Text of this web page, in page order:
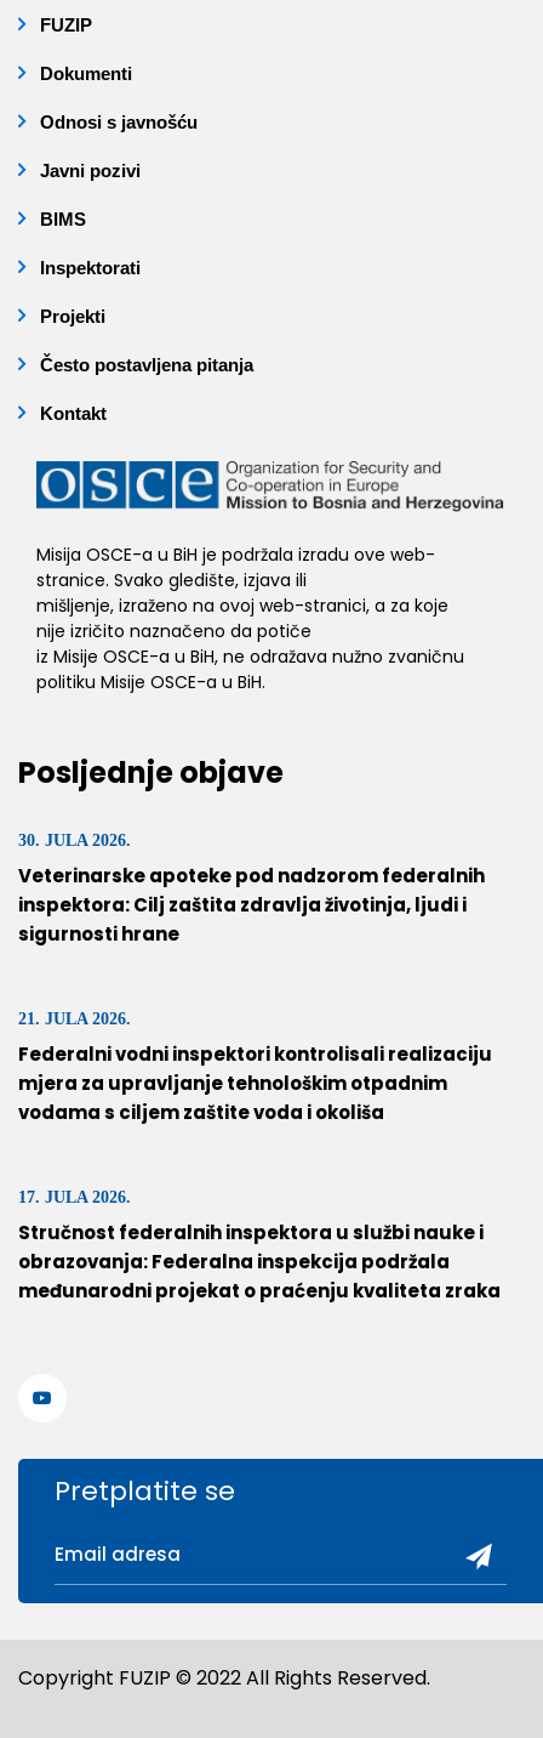
FUZIP
Dokumenti
Odnosi s javnošću
Javni pozivi
BIMS
Inspektorati
Projekti
Često postavljena pitanja
Kontakt
Misija OSCE-a u BiH je podržala izradu ove web-
stranice. Svako gledište, izjava ili
mišljenje, izraženo na ovoj web-stranici, a za koje
nije izričito naznačeno da potiče
iz Misije OSCE-a u BiH, ne odražava nužno zvaničnu
politiku Misije OSCE-a u BiH.
Posljednje objave
30. JULA 2026.
Veterinarske apoteke pod nadzorom federalnih
inspektora: Cilj zaštita zdravlja životinja, ljudi i
sigurnosti hrane
21. JULA 2026.
Federalni vodni inspektori kontrolisali realizaciju
mjera za upravljanje tehnološkim otpadnim
vodama s ciljem zaštite voda i okoliša
17. JULA 2026.
Stručnost federalnih inspektora u službi nauke i
obrazovanja: Federalna inspekcija podržala
međunarodni projekat o praćenju kvaliteta zraka
Pretplatite se
Copyright FUZIP © 2022 All Rights Reserved.